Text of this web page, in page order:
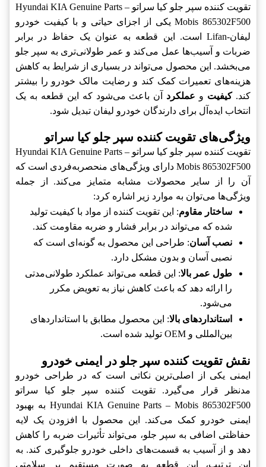
تقویت کننده سپر جلو کیا سراتو Hyundai KIA Genuine Parts –
Mobis 865302F500 یکی از اجزای حیاتی و با کیفیت خودرو
لیفان-Lifan است. این قطعه به عنوان یک حفاظ در برابر
ضربات و آسیب‌ها عمل می‌کند و عمر طولانی‌تری به سپر جلو
می‌بخشد. این محصول می‌تواند در بسیاری از شرایط به کاهش
هزینه‌های تعمیرات کمک کند و رضایت مالک خودرو را بیشتر
کند.کیفیت و عملکرد آن باعث می‌شود که این قطعه به یک
انتخاب ایده‌آل برای دارندگان خودرو لیفان تبدیل شود.
ویژگی‌های تقویت کننده سپر جلو کیا سراتو
تقویت کننده سپر جلو کیا سراتو Hyundai KIA Genuine Parts –
Mobis 865302F500 دارای ویژگی‌های منحصربه‌فردی است که
آن را از سایر محصولات مشابه متمایز می‌کند. از جمله
ویژگی‌ها می‌توان به موارد زیر اشاره کرد:
ساختار مقاوم: این تقویت کننده از مواد با کیفیت تولید
شده که می‌تواند در برابر فشار و ضربه مقاومت کند.
نصب آسان: طراحی این محصول به گونه‌ای است که
نصبی آسان و بدون مشکل دارد.
طول عمر بالا: این قطعه می‌تواند عملکرد طولانی‌مدتی
را ارائه دهد که باعث کاهش نیاز به تعویض مکرر
می‌شود.
استانداردهای بالا: این محصول مطابق با استانداردهای
بین‌المللی و OEM تولید شده است.
نقش تقویت کننده سپر جلو در ایمنی خودرو
ایمنی یکی از اصلی‌ترین نکاتی است که در طراحی خودرو
مدنظر قرار می‌گیرد. تقویت کننده سپر جلو کیا سراتو
Hyundai KIA Genuine Parts – Mobis 865302F500 به بهبود
ایمنی خودرو کمک می‌کند. این محصول با افزودن یک لایه
حفاظتی اضافی به سپر جلو، می‌تواند تأثیرات ضربه را کاهش
دهد و از آسیب به قسمت‌های داخلی خودرو جلوگیری کند. به
این ترتیب، این قطعه به صورت مستقیم بر سلامتی